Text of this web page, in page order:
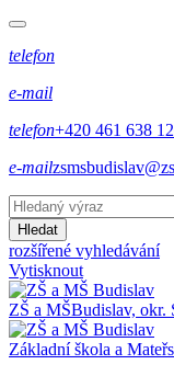
telefon
e-mail
telefon+420 461 638
e-mail
Hledat
rozšířené vyhledávání
Vytisknout
ZŠ a MŠBudislav, okr.
Základní škola a